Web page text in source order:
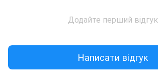
Додайте перший відгук
Написати відгук